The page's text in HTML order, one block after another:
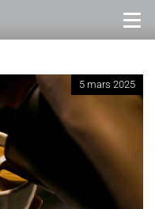
5 mars 2025